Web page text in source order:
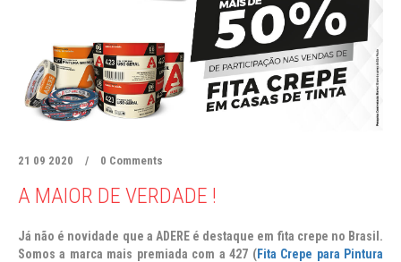
21 09 2020 / 0 Comments
A MAIOR DE VERDADE !
Já não é novidade que a ADERE é destaque em fita crepe no Brasil.
Somos a marca mais premiada com a 427 (Fita Crepe para Pintura